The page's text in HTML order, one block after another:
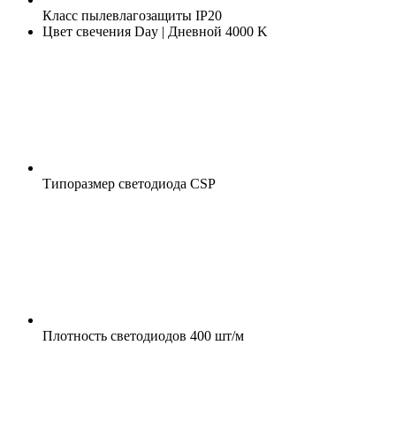
Класс пылевлагозащиты IP20
Цвет свечения Day | Дневной 4000 K
Типоразмер светодиода CSP
Плотность светодиодов 400 шт/м